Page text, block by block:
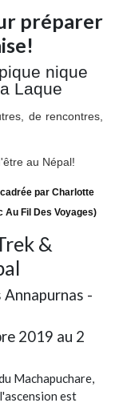
préparer
nique
Laque
de rencontres,
au Népal!
par Charlotte
Au Fil Des Voyages)
&
-
2019 au 2
Machapuchare,
est